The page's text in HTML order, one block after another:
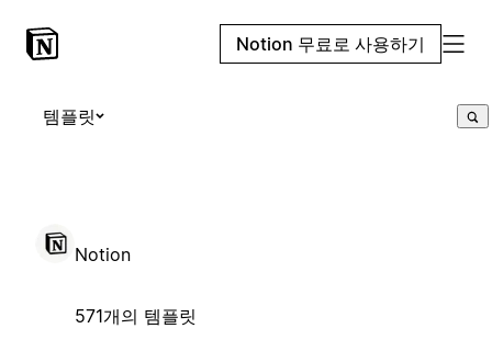
Notion 무료로 사용하기
템플릿
Notion
571개의 템플릿